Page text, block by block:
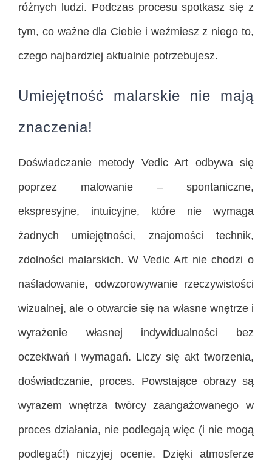
różnych ludzi. Podczas procesu spotkasz się z
tym, co ważne dla Ciebie i weźmiesz z niego to,
czego najbardziej aktualnie potrzebujesz.
Umiejętność malarskie nie mają
znaczenia!
Doświadczanie metody Vedic Art odbywa się
poprzez malowanie – spontaniczne,
ekspresyjne, intuicyjne, które nie wymaga
żadnych umiejętności, znajomości technik,
zdolności malarskich. W Vedic Art nie chodzi o
naśladowanie, odwzorowywanie rzeczywistości
wizualnej, ale o otwarcie się na własne wnętrze i
wyrażenie własnej indywidualności bez
oczekiwań i wymagań. Liczy się akt tworzenia,
doświadczanie, proces. Powstające obrazy są
wyrazem wnętrza twórcy zaangażowanego w
proces działania, nie podlegają więc (i nie mogą
podlegać!) niczyjej ocenie. Dzięki atmosferze